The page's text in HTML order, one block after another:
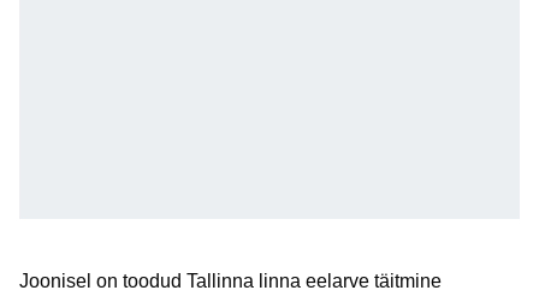
Joonisel on toodud Tallinna linna eelarve täitmine